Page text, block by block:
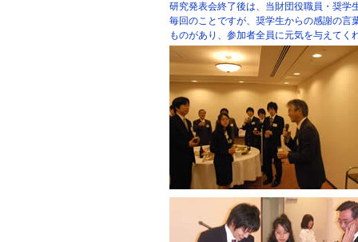
研究発表会終了後は、当財団役職員・奨学
毎回のことですが、奨学生からの感謝の言
ものがあり、参加者全員に元気を与えてく